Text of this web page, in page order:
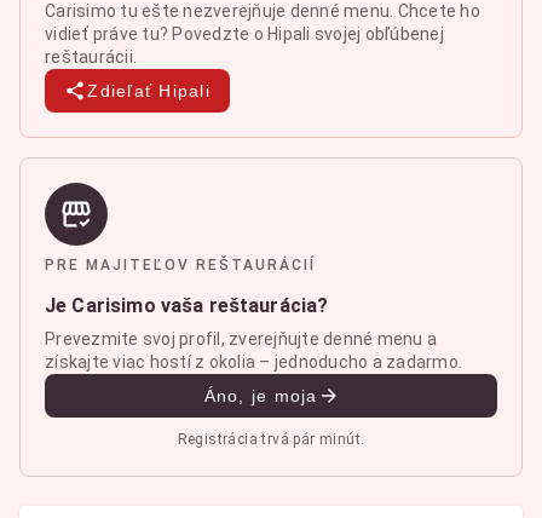
Carisimo tu ešte nezverejňuje denné menu. Chcete ho
vidieť práve tu? Povedzte o Hipali svojej obľúbenej
reštaurácii.
Zdieľať Hipali
PRE MAJITEĽOV REŠTAURÁCIÍ
Je Carisimo vaša reštaurácia?
Prevezmite svoj profil, zverejňujte denné menu a
získajte viac hostí z okolia – jednoducho a zadarmo.
Áno, je moja
Registrácia trvá pár minút.